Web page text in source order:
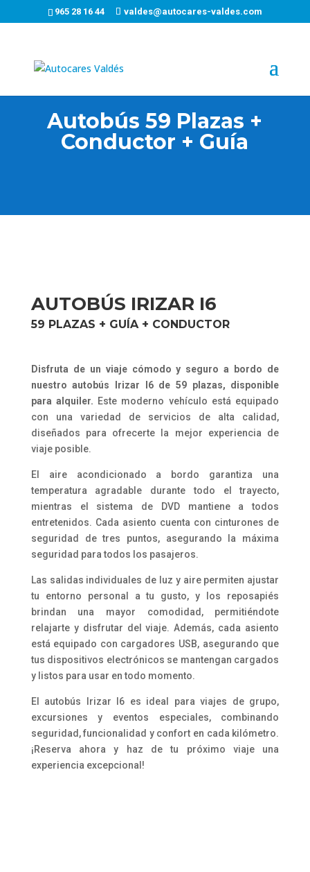
965 28 16 44 valdes@autocares-valdes.com
Autobús 59 Plazas +
Conductor + Guía
AUTOBÚS IRIZAR I6
59 PLAZAS + GUÍA + CONDUCTOR
Disfruta de un viaje cómodo y seguro a bordo de
nuestro autobús Irizar I6 de 59 plazas, disponible
para alquiler. Este moderno vehículo está equipado
con una variedad de servicios de alta calidad,
diseñados para ofrecerte la mejor experiencia de
viaje posible.
El aire acondicionado a bordo garantiza una
temperatura agradable durante todo el trayecto,
mientras el sistema de DVD mantiene a todos
entretenidos. Cada asiento cuenta con cinturones de
seguridad de tres puntos, asegurando la máxima
seguridad para todos los pasajeros.
Las salidas individuales de luz y aire permiten ajustar
tu entorno personal a tu gusto, y los reposapiés
brindan una mayor comodidad, permitiéndote
relajarte y disfrutar del viaje. Además, cada asiento
está equipado con cargadores USB, asegurando que
tus dispositivos electrónicos se mantengan cargados
y listos para usar en todo momento.
El autobús Irizar I6 es ideal para viajes de grupo,
excursiones y eventos especiales, combinando
seguridad, funcionalidad y confort en cada kilómetro.
¡Reserva ahora y haz de tu próximo viaje una
experiencia excepcional!